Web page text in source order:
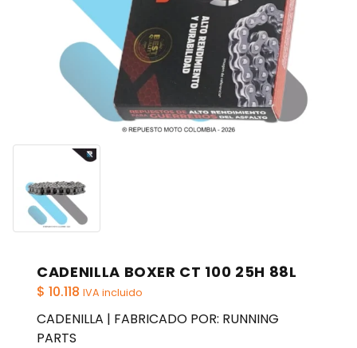
CADENILLA BOXER CT 100 25H 88L
$ 10.118 IVA incluido
CADENILLA | FABRICADO POR: RUNNING
PARTS